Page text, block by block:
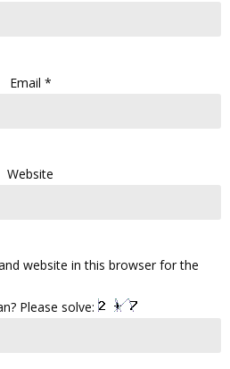
Email *
Website
website in this browser for the
Please solve: